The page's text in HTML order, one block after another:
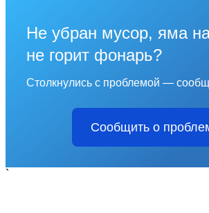
Не убран мусор, яма
не горит фонарь?
Столкнулись с проблемой —
Сообщить о
`